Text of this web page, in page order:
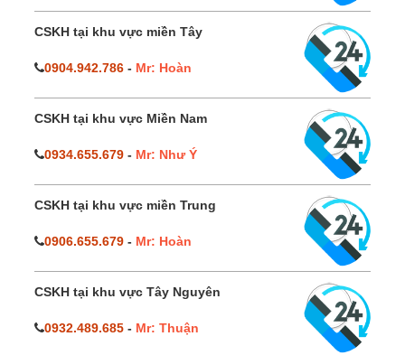
CSKH tại khu vực miền Tây
0904.942.786 - Mr: Hoàn
CSKH tại khu vực Miền Nam
0934.655.679 - Mr: Như Ý
CSKH tại khu vực miền Trung
0906.655.679 - Mr: Hoàn
CSKH tại khu vực Tây Nguyên
0932.489.685 - Mr: Thuận